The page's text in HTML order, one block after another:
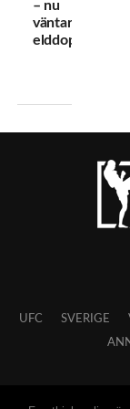
– nu
väntar
elddopet
UFC SVERIGE